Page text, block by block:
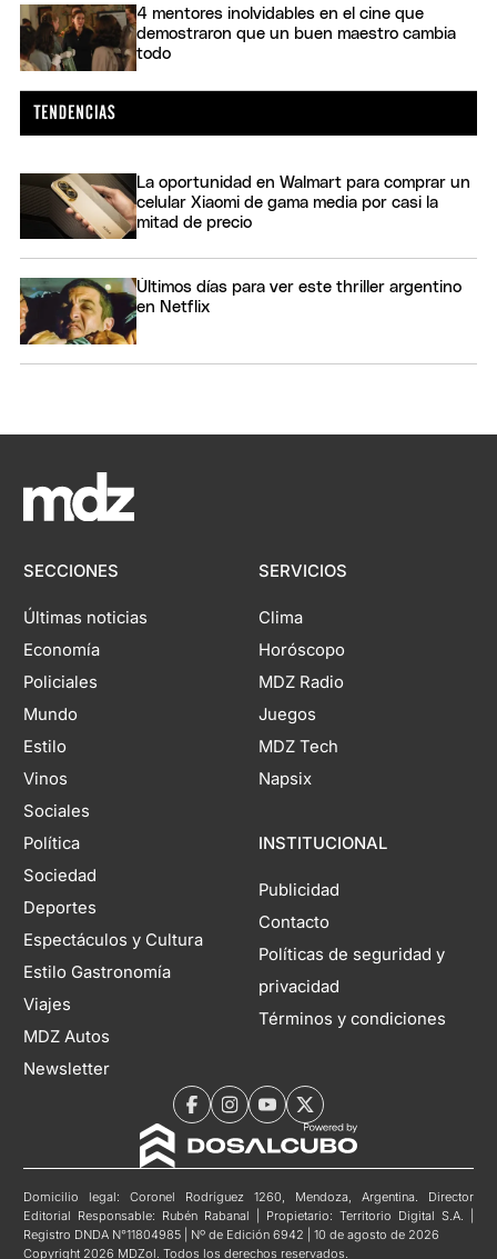
4 mentores inolvidables en el cine que
demostraron que un buen maestro cambia
todo
La oportunidad en Walmart para comprar un
celular Xiaomi de gama media por casi la
mitad de precio
Últimos días para ver este thriller argentino
en Netflix
SECCIONES
Últimas noticias
Economía
Policiales
Mundo
Estilo
Vinos
Sociales
Política
Sociedad
Deportes
Espectáculos y Cultura
Estilo Gastronomía
Viajes
MDZ Autos
Newsletter
SERVICIOS
Clima
Horóscopo
MDZ Radio
Juegos
MDZ Tech
Napsix
INSTITUCIONAL
Publicidad
Contacto
Políticas de seguridad y
privacidad
Términos y condiciones
Domicilio legal: Coronel Rodríguez 1260, Mendoza, Argentina. Director
Editorial Responsable: Rubén Rabanal | Propietario: Territorio Digital S.A. |
Registro DNDA N°11804985 | Nº de Edición 6942 | 10 de agosto de 2026
Copyright 2026 MDZol. Todos los derechos reservados.